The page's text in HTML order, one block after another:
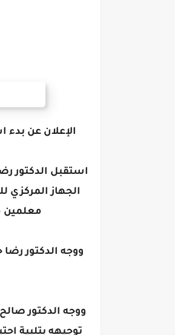
استقبل الدكتور
معلمين
ووجه الدكتور رضا
ووجه الدكتور